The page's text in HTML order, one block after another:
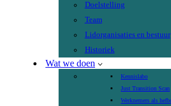
Doelstelling
Team
Lidorganisaties en bestuur
Historiek
Wat we doen
Kennislabo
Just Transition Scan
Werknemers als